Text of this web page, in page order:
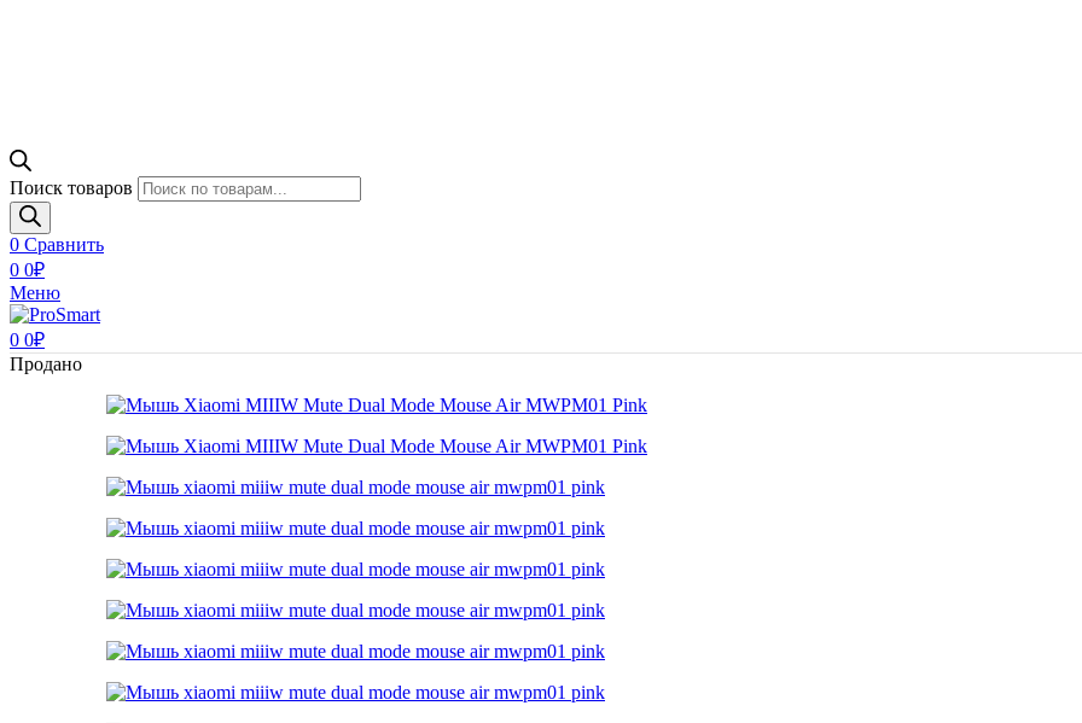
Поиск товаров
0 Сравнить
0 0₽
Меню
0 0₽
Продано